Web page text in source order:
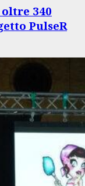
340
PulseR